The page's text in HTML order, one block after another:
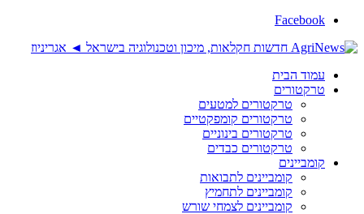
Facebook
עמוד הבית
טרקטורים
טרקטורים למטעים
טרקטורים קומפקטיים
טרקטורים בינוניים
טרקטורים כבדים
קומביינים
קומביינים לתבואות
קומביינים לתחמיץ
קומביינים לצמחי שורש